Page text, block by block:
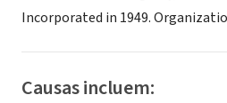
Incorporated in 1949.
Causas incluem: